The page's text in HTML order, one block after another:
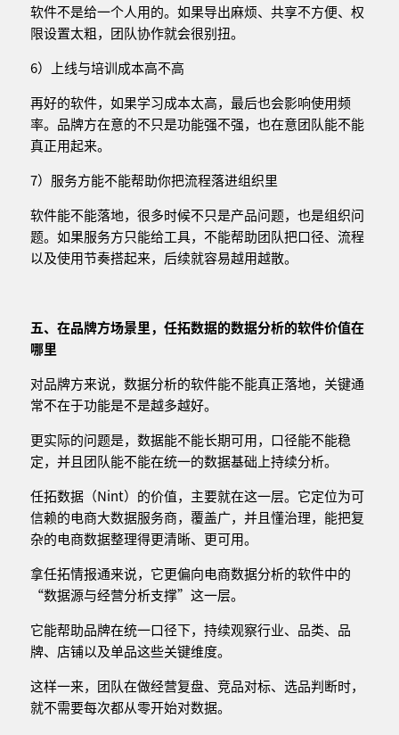
软件不是给一个人用的。如果导出麻烦、共享不方便、权
限设置太粗，团队协作就会很别扭。
6）上线与培训成本高不高
再好的软件，如果学习成本太高，最后也会影响使用频
率。品牌方在意的不只是功能强不强，也在意团队能不能
真正用起来。
7）服务方能不能帮助你把流程落进组织里
软件能不能落地，很多时候不只是产品问题，也是组织问
题。如果服务方只能给工具，不能帮助团队把口径、流程
以及使用节奏搭起来，后续就容易越用越散。
五、在品牌方场景里， 任拓数据的数据分析的软件价值在
哪里
对品牌方来说，数据分析的软件能不能真正落地，关键通
常不在于功能是不是越多越好。
更实际的问题是，数据能不能长期可用，口径能不能稳
定，并且团队能不能在统一的数据基础上持续分析。
任拓数据（Nint）的价值，主要就在这一层。它定位为可
信赖的电商大数据服务商，覆盖广，并且懂治理，能把复
杂的电商数据整理得更清晰、更可用。
拿任拓情报通来说，它更偏向电商数据分析的软件中的
“数据源与经营分析支撑”这一层。
它能帮助品牌在统一口径下，持续观察行业、品类、品
牌、店铺以及单品这些关键维度。
这样一来，团队在做经营复盘、竞品对标、选品判断时，
就不需要每次都从零开始对数据。